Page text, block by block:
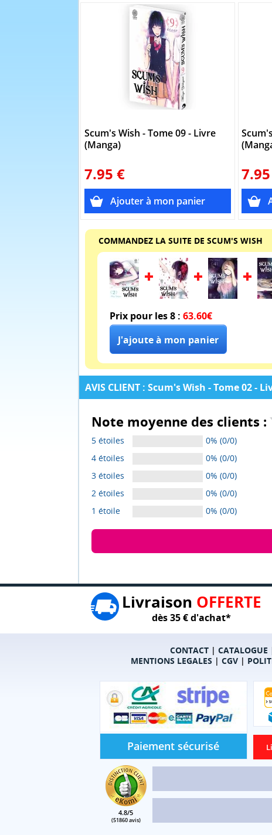
Scum's Wish - Tome 09 - Livre
(Manga)
7.95 €
COMMANDEZ LA SUITE DE SCUM'S WISH
Prix pour les 8 : 63.60€
AVIS CLIENT : Scum's Wish - Tome 02 -
Note moyenne des clients :
5 étoiles
0% (0/0)
4 étoiles
0% (0/0)
3 étoiles
0% (0/0)
2 étoiles
0% (0/0)
1 étoile
0% (0/0)
Livraison OFFERTE
dès 35 € d'achat*
CONTACT| CATALOGUE
MENTIONS LEGALES | CGV|
Paiement sécurisé
4.8/5
(51860 avis)